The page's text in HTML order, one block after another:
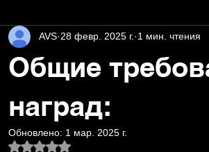
Общие
наград:
AVS 28 февр. 2025 г. 1 мин. чтения
Обновлено: 1 мар. 2025 г.
Оценка: не число из 5 звезд.